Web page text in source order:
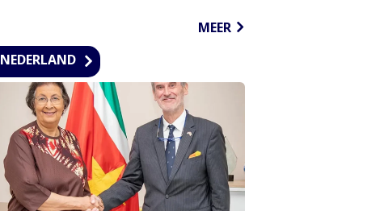
MEER
NEDERLAND